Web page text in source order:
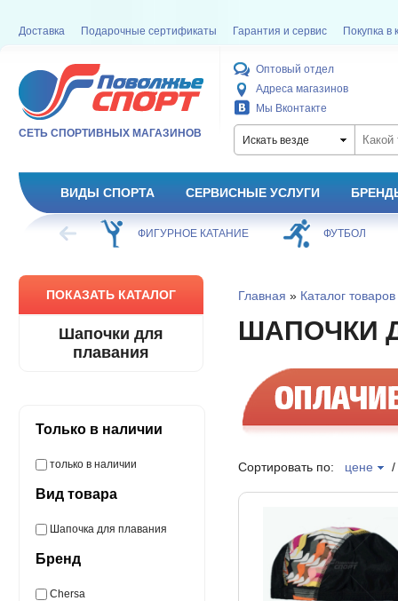
Доставка Подарочные сертификаты Гарантия и сервис Покупка в
СЕТЬ СПОРТИВНЫХ МАГАЗИНОВ
Оптовый отдел
Адреса магазинов
Мы Вконтакте
Искать везде
ВИДЫ СПОРТА СЕРВИСНЫЕ УСЛУГИ
КАТАНИЕ ФУТБОЛ БАСКЕТБОЛ
ПОКАЗАТЬ КАТАЛОГ
Шапочки для
плавания
Только в наличии
только в наличии
Вид товара
Шапочка для плавания
Бренд
Chersa
Главная » Каталог товаров
ШАПОЧКИ
Сортировать по: цене